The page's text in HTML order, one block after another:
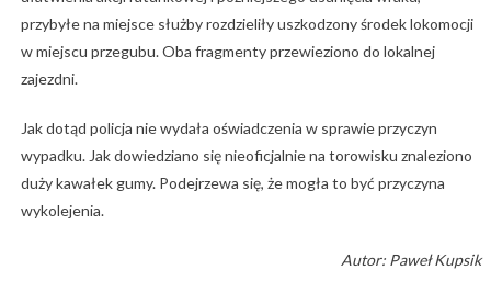
przybyłe na miejsce służby rozdzieliły uszkodzony środek lokomocji
w miejscu przegubu. Oba fragmenty przewieziono do lokalnej
zajezdni.
Jak dotąd policja nie wydała oświadczenia w sprawie przyczyn
wypadku. Jak dowiedziano się nieoficjalnie na torowisku znaleziono
duży kawałek gumy. Podejrzewa się, że mogła to być przyczyna
wykolejenia.
Autor: Paweł Kupsik